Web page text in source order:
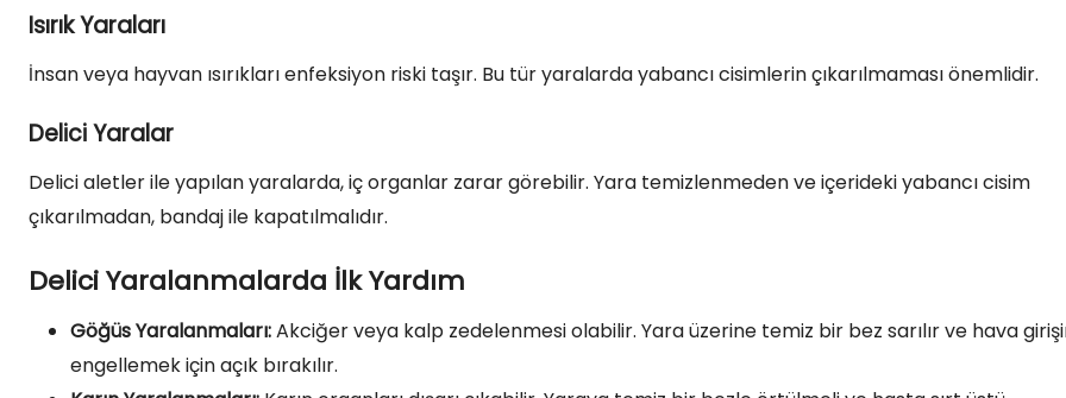
Isırık Yaraları
İnsan veya hayvan ısırıkları enfeksiyon riski taşır. Bu tür yaralarda yabancı cisimlerin çıkarılmaması önemlidir.
Delici Yaralar
Delici aletler ile yapılan yaralarda, iç organlar zarar görebilir. Yara temizlenmeden ve içerideki yabancı cisim
çıkarılmadan, bandaj ile kapatılmalıdır.
Delici Yaralanmalarda İlk Yardım
Göğüs Yaralanmaları:Akciğer veya kalp zedelenmesi olabilir. Yara üzerine temiz bir bez sarılır ve hava
engellemek için açık bırakılır.